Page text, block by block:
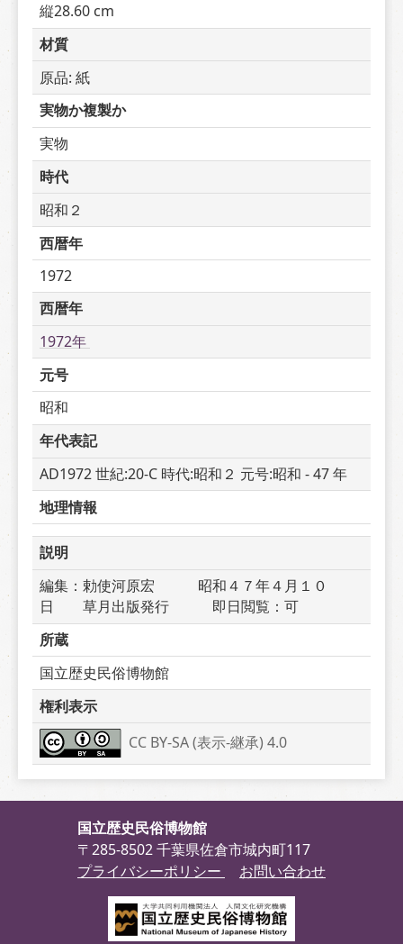
縦28.60 cm
材質
原品: 紙
実物か複製か
実物
時代
昭和２
西暦年
1972
西暦年
1972年
元号
昭和
年代表記
AD1972 世紀:20-C 時代:昭和２ 元号:昭和 - 47 年
地理情報
説明
編集：勅使河原宏　　　昭和４７年４月１０
日　　草月出版発行　　　即日閲覧：可
所蔵
国立歴史民俗博物館
権利表示
CC BY-SA (表示-継承) 4.0
国立歴史民俗博物館
〒285-8502 千葉県佐倉市城内町117
プライバシーポリシー
お問い合わせ